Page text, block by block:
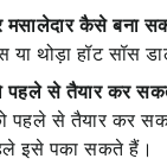
कैसे बना
या थोड़ा हॉट सॉस
पहले से तैयार कर
पहले से तैयार कर
इसे पका सकते हैं।